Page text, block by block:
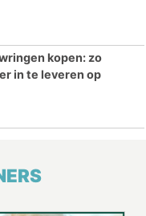
kopen: zo
in te leveren op